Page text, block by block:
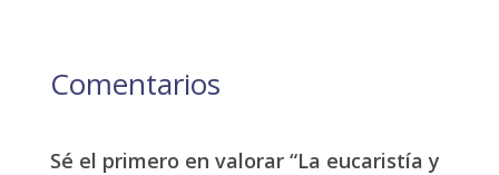
Comentarios
Sé el primero en valorar “La eucaristía y